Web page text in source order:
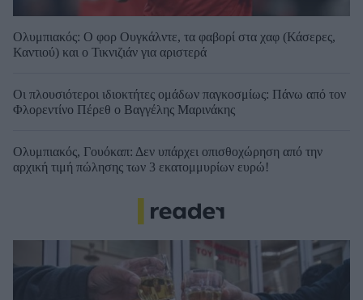
Ολυμπιακός: Ο φορ Ουγκάλντε, τα φαβορί στα χαφ (Κάσερες,
Καντιού) και ο Τικνιζιάν για αριστερά
Οι πλουσιότεροι ιδιοκτήτες ομάδων παγκοσμίως: Πάνω από τον
Φλορεντίνο Πέρεθ ο Βαγγέλης Μαρινάκης
Ολυμπιακός, Γουόκαπ: Δεν υπάρχει οπισθοχώρηση από την
αρχική τιμή πώλησης των 3 εκατομμυρίων ευρώ!